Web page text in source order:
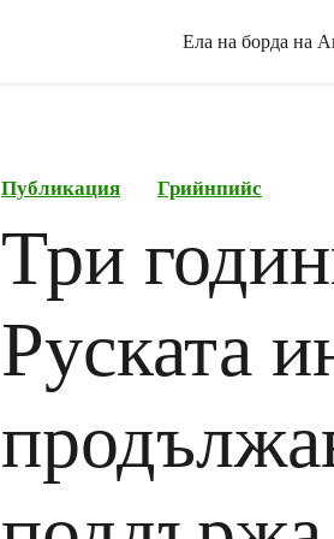
Ела на борда на
Публикация Грийнпийс
Три
Руската